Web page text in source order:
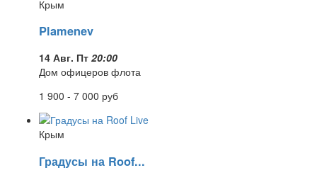
Крым
Plamenev
14 Авг. Пт 20:00
Дом офицеров флота
1 900 - 7 000 руб
Крым
Градусы на Roof...